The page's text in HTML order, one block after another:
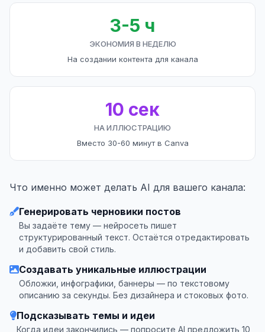
3-5 ч
ЭКОНОМИЯ В НЕДЕЛЮ
На создании контента для канала
10 сек
НА ИЛЛЮСТРАЦИЮ
Вместо 30-60 минут в Canva
Что именно может делать AI для вашего канала:
Генерировать черновики постов
Вы задаёте тему — нейросеть пишет
структурированный текст. Остаётся отредактировать
и добавить свой стиль.
Создавать уникальные иллюстрации
Обложки, инфографики, баннеры — по текстовому
описанию за секунды. Без дизайнера и стоковых фото.
Подсказывать темы и идеи
Когда идеи закончились — попросите AI предложить 10